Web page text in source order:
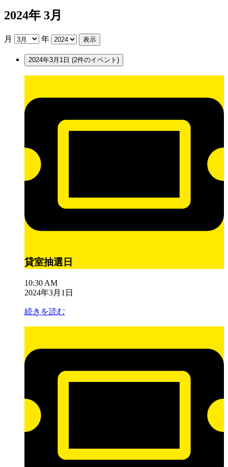
2024年 3月
月 年
2024年3月1日 (2件のイベント)
抽
選
貸室抽選日
10:30 AM
2024年3月1日
続きを読む
抽
選